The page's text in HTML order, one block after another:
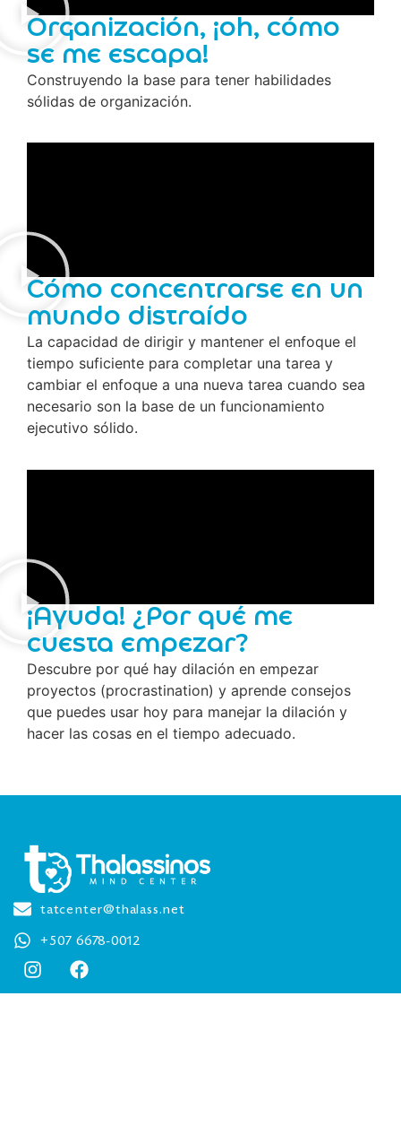
Organización, ¡oh, cómo
se me escapa!
Construyendo la base para tener habilidades
sólidas de organización.
Cómo concentrarse en un
mundo distraído
La capacidad de dirigir y mantener el enfoque el
tiempo suficiente para completar una tarea y
cambiar el enfoque a una nueva tarea cuando sea
necesario son la base de un funcionamiento
ejecutivo sólido.
¡Ayuda! ¿Por qué me
cuesta empezar?
Descubre por qué hay dilación en empezar
proyectos (procrastination) y aprende consejos
que puedes usar hoy para manejar la dilación y
hacer las cosas en el tiempo adecuado.
tatcenter@thalass.net
+507 6678-0012